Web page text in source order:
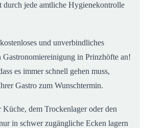
durch jede amtliche Hygienekontrolle
und unverbindliches
Gastronomiereinigung in Prinzhöfte an!
es immer schnell gehen muss,
Gastro zum Wunschtermin.
dem Trockenlager oder den
in schwer zugängliche Ecken lagern